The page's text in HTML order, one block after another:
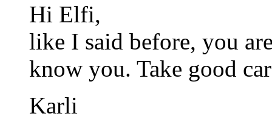
Hi Elfi,
like I said before, you
know you. Take good
Karli